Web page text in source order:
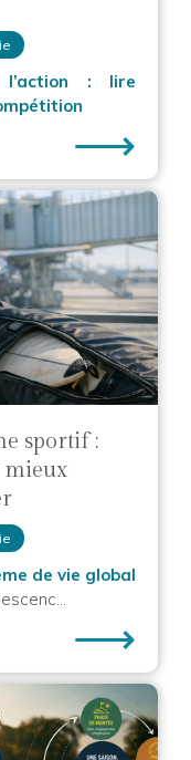
l’action : lire
⟶
sportif :
de vie global
⟶